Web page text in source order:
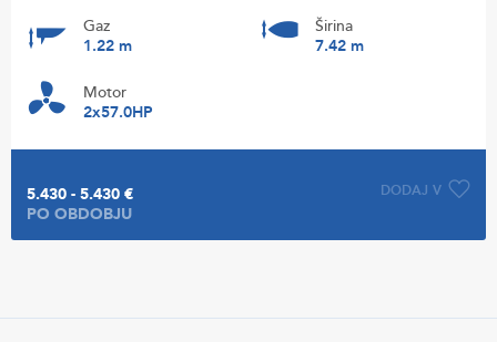
Gaz
1.22 m
Širina
7.42 m
Motor
2x57.0HP
DODAJ V
5.430 - 5.430 €
PO OBDOBJU